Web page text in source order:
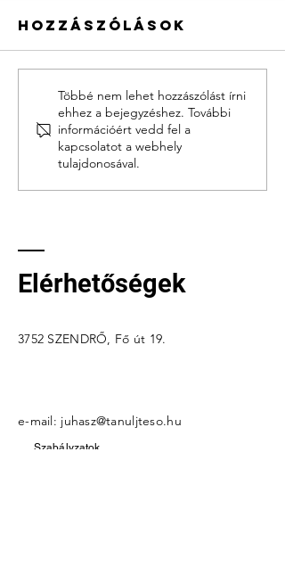
Részt veszünk
az OTP Bank
Adományozási
Programjában
Hozzászólások
Többé nem lehet hozzászólást írni
ehhez a bejegyzéshez. További
információért vedd fel a
kapcsolatot a webhely
tulajdonosával.
Elérhetőségek
3752 SZENDRŐ, Fő út 19.
e-mail: juhasz@tanuljteso.hu
Szabályzatok